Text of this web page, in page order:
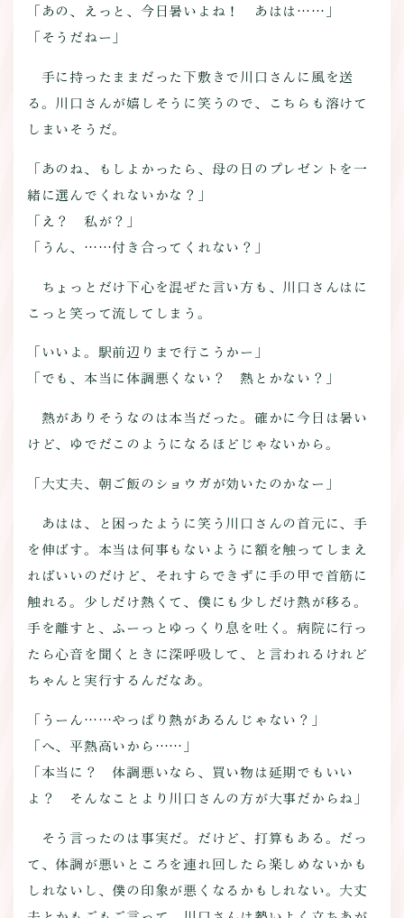
「あの、えっと、今日暑いよね！ あはは……」
「そうだねー」
手に持ったままだった下敷きで川口さんに風を送
る。川口さんが嬉しそうに笑うので、こちらも溶けて
しまいそうだ。
「あのね、もしよかったら、母の日のプレゼントを一
緒に選んでくれないかな？」
「え？ 私が？」
「うん、……付き合ってくれない？」
ちょっとだけ下心を混ぜた言い方も、川口さんはに
こっと笑って流してしまう。
「いいよ。駅前辺りまで行こうかー」
「でも、本当に体調悪くない？ 熱とかない？」
熱がありそうなのは本当だった。確かに今日は暑い
けど、ゆでだこのようになるほどじゃないから。
「大丈夫、朝ご飯のショウガが効いたのかなー」
あはは、と困ったように笑う川口さんの首元に、手
を伸ばす。本当は何事もないように額を触ってしまえ
ればいいのだけど、それすらできずに手の甲で首筋に
触れる。少しだけ熱くて、僕にも少しだけ熱が移る。
手を離すと、ふーっとゆっくり息を吐く。病院に行っ
たら心音を聞くときに深呼吸して、と言われるけれど
ちゃんと実行するんだなあ。
「うーん……やっぱり熱があるんじゃない？」
「へ、平熱高いから……」
「本当に？ 体調悪いなら、買い物は延期でもいい
よ？ そんなことより川口さんの方が大事だからね」
そう言ったのは事実だ。だけど、打算もある。だっ
て、体調が悪いところを連れ回したら楽しめないかも
しれないし、僕の印象が悪くなるかもしれない。大丈